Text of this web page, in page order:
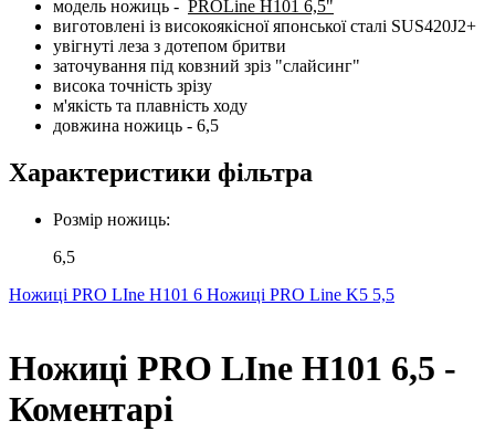
модель ножиць - PROLine H101 6,5"
виготовлені із високоякісної японської сталі SUS420J2+
увігнуті леза з дотепом бритви
заточування під ковзний зріз "слайсинг"
висока точність зрізу
м'якість та плавність ходу
довжина ножиць - 6,5
Характеристики фільтра
Розмір ножиць:
6,5
Ножиці PRO LIne H101 6 Ножиці PRO Line K5 5,5
Ножиці PRO LIne H101 6,5 -
Коментарі